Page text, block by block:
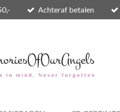
Achteraf betalen